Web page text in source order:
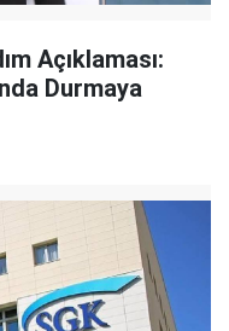
Açıklaması:
Durmaya